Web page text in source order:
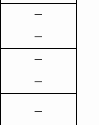
ー
ー
ー
ー
ー